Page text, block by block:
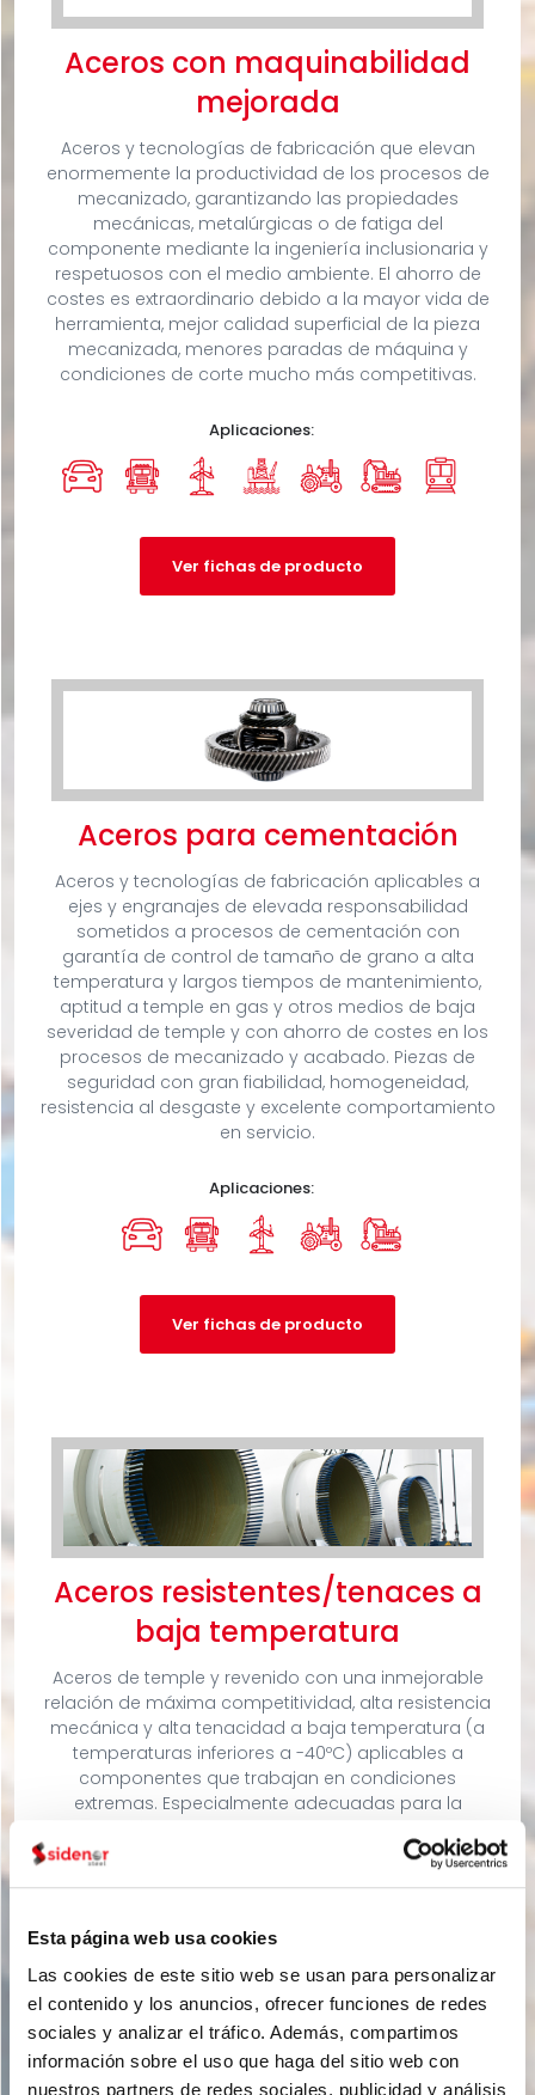
Esta página web usa cookies
Las cookies de este sitio web se usan para personalizar
el contenido y los anuncios, ofrecer funciones de redes
sociales y analizar el tráfico. Además, compartimos
información sobre el uso que haga del sitio web con
nuestros partners de redes sociales, publicidad y análisis
Aceros con maquinabilidad
mejorada
Aceros y tecnologías de fabricación que elevan
enormemente la productividad de los procesos de
mecanizado, garantizando las propiedades
mecánicas, metalúrgicas o de fatiga del
componente mediante la ingeniería inclusionaria y
respetuosos con el medio ambiente. El ahorro de
costes es extraordinario debido a la mayor vida de
herramienta, mejor calidad superficial de la pieza
mecanizada, menores paradas de máquina y
condiciones de corte mucho más competitivas.
Aplicaciones:
Ver fichas de producto
Aceros para cementación
Aceros y tecnologías de fabricación aplicables a
ejes y engranajes de elevada responsabilidad
sometidos a procesos de cementación con
garantía de control de tamaño de grano a alta
temperatura y largos tiempos de mantenimiento,
aptitud a temple en gas y otros medios de baja
severidad de temple y con ahorro de costes en los
procesos de mecanizado y acabado. Piezas de
seguridad con gran fiabilidad, homogeneidad,
resistencia al desgaste y excelente comportamiento
en servicio.
Aplicaciones:
Ver fichas de producto
Aceros resistentes/tenaces a
baja temperatura
Aceros de temple y revenido con una inmejorable
relación de máxima competitividad, alta resistencia
mecánica y alta tenacidad a baja temperatura (a
temperaturas inferiores a -40ºC) aplicables a
componentes que trabajan en condiciones
extremas. Especialmente adecuadas para la
Ver fichas de producto